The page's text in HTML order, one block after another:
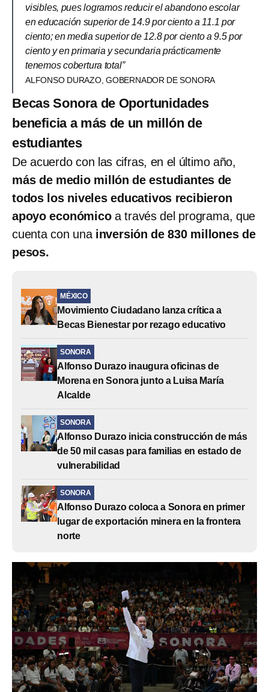
visibles, pues logramos reducir el abandono escolar
en educación superior de 14.9 por ciento a 11.1 por
ciento; en media superior de 12.8 por ciento a 9.5 por
ciento y en primaria y secundaria prácticamente
tenemos cobertura total”
ALFONSO DURAZO, GOBERNADOR DE SONORA
Becas Sonora de Oportunidades
beneficia a más de un millón de
estudiantes
De acuerdo con las cifras, en el último año,
más de medio millón de estudiantes de
todos los niveles educativos recibieron
apoyo económicoa través del programa, que
cuenta con una inversión de 830 millones de
pesos.
MÉXICO
Movimiento Ciudadano lanza crítica a
Becas Bienestar por rezago educativo
SONORA
Alfonso Durazo inaugura oficinas de
Morena en Sonora junto a Luisa María
Alcalde
SONORA
Alfonso Durazo inicia construcción de más
de 50 mil casas para familias en estado de
vulnerabilidad
SONORA
Alfonso Durazo coloca a Sonora en primer
lugar de exportación minera en la frontera
norte